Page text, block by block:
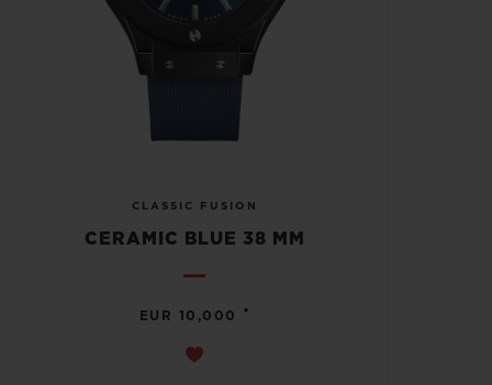
CLASSIC FUSION
CERAMIC BLUE 38 MM
EUR 10,000 •